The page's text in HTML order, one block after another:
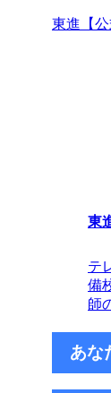
東進【
東
テ
備
師
あな